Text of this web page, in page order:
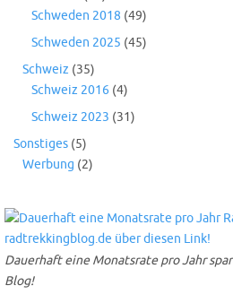
Schweden 2018 (49)
Schweden 2025 (45)
Schweiz (35)
Schweiz 2016 (4)
Schweiz 2023 (31)
Sonstiges (5)
Werbung (2)
Dauerhaft eine Monatsrate pro Jahr
Blog!